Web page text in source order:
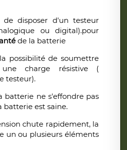
de disposer d'un testeur
ou digital).pour
de la batterie
possibilité de soumettre
charge résistive (
testeur).
batterie ne s'effondre pas
batterie est saine.
chute rapidement, la
un ou plusieurs éléments